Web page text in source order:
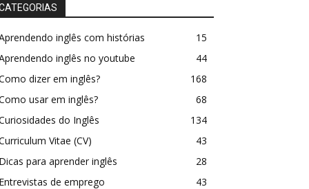
inglês com histórias
15
inglês no youtube
44
dizer em inglês?
168
usar em inglês?
68
do Inglês
134
Vitae (CV)
43
Dicas para aprender inglês
28
Entrevistas de emprego
43